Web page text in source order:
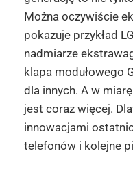
Można oczywiście
pokazuje przykład
nadmiarze
klapa modułowego
dla innych. A w
jest coraz więcej.
innowacjami
telefonów i kolejne